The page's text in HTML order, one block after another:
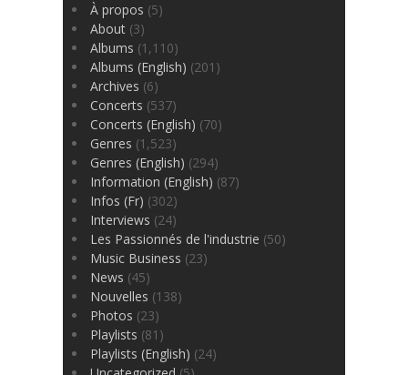
À propos (5)
About (3)
Albums (1,110)
Albums (English) (201)
Archives (6)
Concerts (537)
Concerts (English) (70)
Genres (1,523)
Genres (English) (294)
Information (English) (87)
Infos (Fr) (302)
Interviews (24)
Les Passionnés de l'industrie (50)
Music Business (23)
News (45)
Nouvelles (138)
Photos (23)
Playlists (81)
Playlists (English) (24)